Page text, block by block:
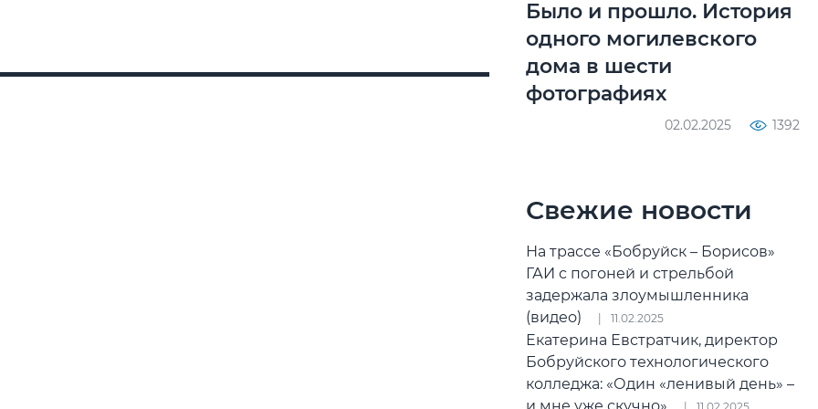
Было и прошло. История
одного могилевского
дома в шести
фотографиях
02.02.2025 1392
Свежие новости
На трассе «Бобруйск – Борисов»
ГАИ с погоней и стрельбой
задержала злоумышленника
(видео)
11.02.2025
Екатерина Евстратчик, директор
Бобруйского технологического
колледжа: «Один «ленивый день» –